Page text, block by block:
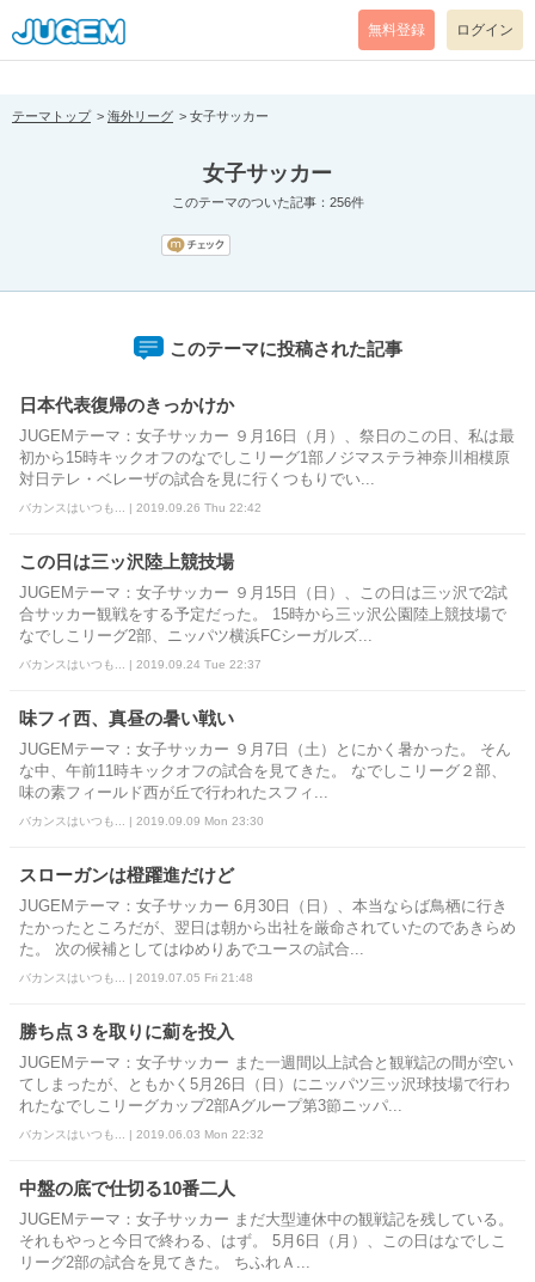
[pear_error: message="Success" code=0 mode=return level=notice
prefix="" info=""]
無料登録 ログイン
テーマトップ 海外リーグ 女子サッカー
女子サッカー
このテーマのついた記事：256件
このテーマに投稿された記事
日本代表復帰のきっかけか
JUGEMテーマ：女子サッカー ９月16日（月）、祭日のこの日、私は最
初から15時キックオフのなでしこリーグ1部ノジマステラ神奈川相模原
対日テレ・ベレーザの試合を見に行くつもりでい...
バカンスはいつも... | 2019.09.26 Thu 22:42
この日は三ッ沢陸上競技場
JUGEMテーマ：女子サッカー ９月15日（日）、この日は三ッ沢で2試
合サッカー観戦をする予定だった。 15時から三ッ沢公園陸上競技場で
なでしこリーグ2部、ニッパツ横浜FCシーガルズ...
バカンスはいつも... | 2019.09.24 Tue 22:37
味フィ西、真昼の暑い戦い
JUGEMテーマ：女子サッカー ９月7日（土）とにかく暑かった。 そん
な中、午前11時キックオフの試合を見てきた。 なでしこリーグ２部、
味の素フィールド西が丘で行われたスフィ...
バカンスはいつも... | 2019.09.09 Mon 23:30
スローガンは橙躍進だけど
JUGEMテーマ：女子サッカー 6月30日（日）、本当ならば鳥栖に行き
たかったところだが、翌日は朝から出社を厳命されていたのであきらめ
た。 次の候補としてはゆめりあでユースの試合...
バカンスはいつも... | 2019.07.05 Fri 21:48
勝ち点３を取りに薊を投入
JUGEMテーマ：女子サッカー また一週間以上試合と観戦記の間が空い
てしまったが、ともかく5月26日（日）にニッパツ三ッ沢球技場で行わ
れたなでしこリーグカップ2部Aグループ第3節ニッパ...
バカンスはいつも... | 2019.06.03 Mon 22:32
中盤の底で仕切る10番二人
JUGEMテーマ：女子サッカー まだ大型連休中の観戦記を残している。
それもやっと今日で終わる、はず。 5月6日（月）、この日はなでしこ
リーグ2部の試合を見てきた。 ちふれＡ...